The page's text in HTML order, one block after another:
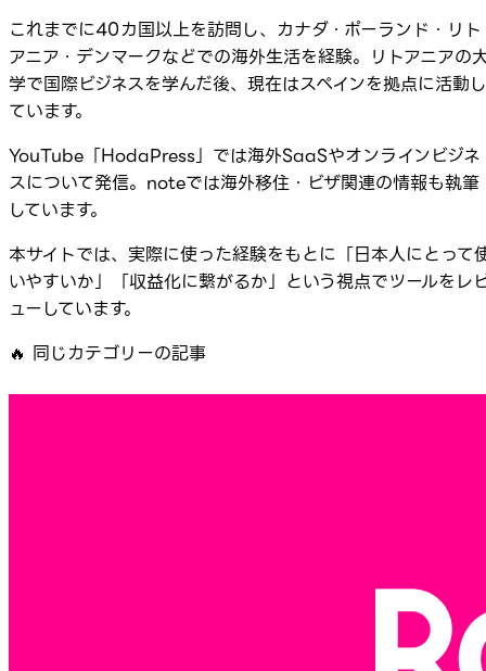
これまでに40カ国以上を訪問し、カナダ・ポーランド・リト
アニア・デンマークなどでの海外生活を経験。リトアニアの
学で国際ビジネスを学んだ後、現在はスペインを拠点に活動し
ています。
YouTube「HodaPress」では海外SaaSやオンラインビジネ
スについて発信。noteでは海外移住・ビザ関連の情報も執筆
しています。
本サイトでは、実際に使った経験をもとに「日本人にとって
いやすいか」「収益化に繋がるか」という視点でツールをレ
ューしています。
🔥 同じカテゴリーの記事